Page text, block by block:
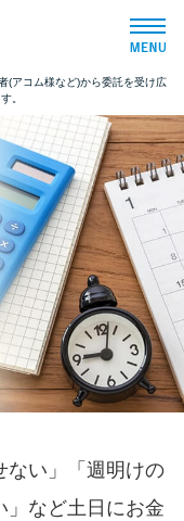
グ
たい方向け
方向け
(アコム様など)から委託を受け広
。
ない」「週明けの
」など土日にお金